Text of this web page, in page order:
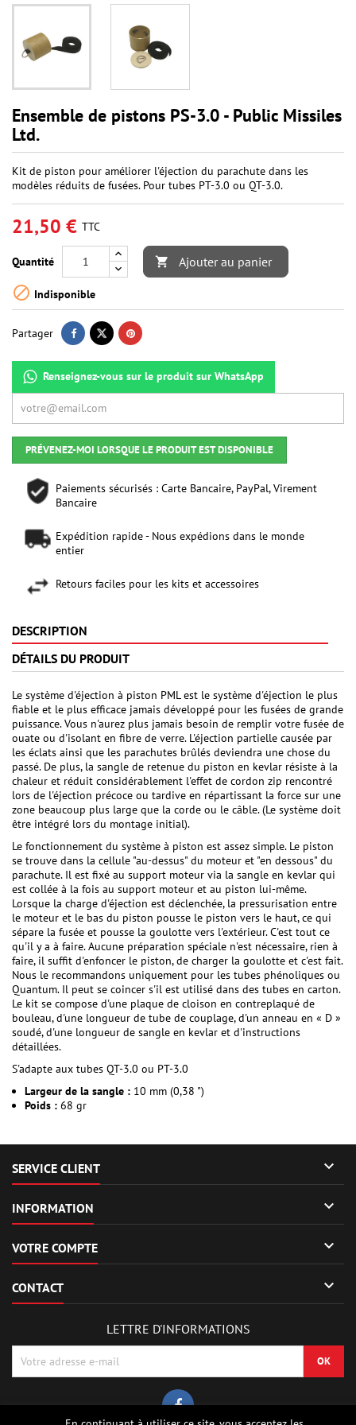
Ensemble de pistons PS-3.0 - Public Missiles
Ltd.
Kit de piston pour améliorer l'éjection du parachute dans les
modèles réduits de fusées. Pour tubes PT-3.0 ou QT-3.0.
21,50 € TTC
Quantité  Ajouter au panier
 Indisponible
Partager
Renseignez-vous sur le produit sur WhatsApp
PRÉVENEZ-MOI LORSQUE LE PRODUIT EST DISPONIBLE
Paiements sécurisés : Carte Bancaire, PayPal, Virement
Bancaire
Expédition rapide - Nous expédions dans le monde
entier
Retours faciles pour les kits et accessoires
DESCRIPTION
DÉTAILS DU PRODUIT
Le système d'éjection à piston PML est le système d'éjection le plus
fiable et le plus efficace jamais développé pour les fusées de grande
puissance. Vous n'aurez plus jamais besoin de remplir votre fusée de
ouate ou d'isolant en fibre de verre. L'éjection partielle causée par
les éclats ainsi que les parachutes brûlés deviendra une chose du
passé. De plus, la sangle de retenue du piston en kevlar résiste à la
chaleur et réduit considérablement l'effet de cordon zip rencontré
lors de l'éjection précoce ou tardive en répartissant la force sur une
zone beaucoup plus large que la corde ou le câble. (Le système doit
être intégré lors du montage initial).
Le fonctionnement du système à piston est assez simple. Le piston
se trouve dans la cellule "au-dessus" du moteur et "en dessous" du
parachute. Il est fixé au support moteur via la sangle en kevlar qui
est collée à la fois au support moteur et au piston lui-même.
Lorsque la charge d'éjection est déclenchée, la pressurisation entre
le moteur et le bas du piston pousse le piston vers le haut, ce qui
sépare la fusée et pousse la goulotte vers l'extérieur. C'est tout ce
qu'il y a à faire. Aucune préparation spéciale n'est nécessaire, rien à
faire, il suffit d'enfoncer le piston, de charger la goulotte et c'est fait.
Nous le recommandons uniquement pour les tubes phénoliques ou
Quantum. Il peut se coincer s'il est utilisé dans des tubes en carton.
Le kit se compose d'une plaque de cloison en contreplaqué de
bouleau, d'une longueur de tube de couplage, d'un anneau en « D »
soudé, d'une longueur de sangle en kevlar et d'instructions
détaillées.
S'adapte aux tubes QT-3.0 ou PT-3.0
Largeur de la sangle : 10 mm (0,38 ")
Poids : 68 gr
SERVICE CLIENT 
INFORMATION 
VOTRE COMPTE 
CONTACT 
LETTRE D'INFORMATIONS